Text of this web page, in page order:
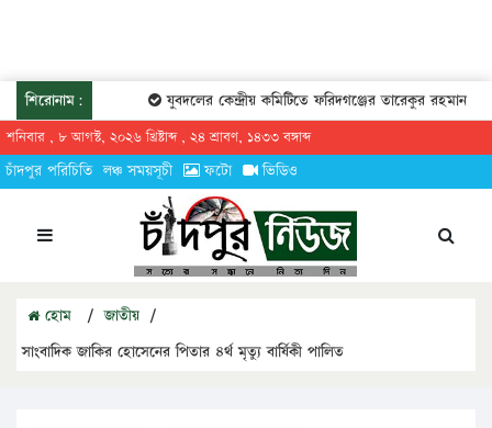
শিরোনাম: যুবদলের কেন্দ্রীয় কমিটিতে ফরিদগঞ্জের তারেকুর রহমান
শনিবার , ৮ আগস্ট, ২০২৬ খ্রিষ্টাব্দ , ২৪ শ্রাবণ, ১৪৩৩ বঙ্গাব্দ
চাঁদপুর পরিচিতি লঞ্চ সময়সূচী ফটো ভিডিও
হোম / জাতীয় /
সাংবাদিক জাকির হোসেনের পিতার ৪র্থ মৃত্যু বার্ষিকী পালিত